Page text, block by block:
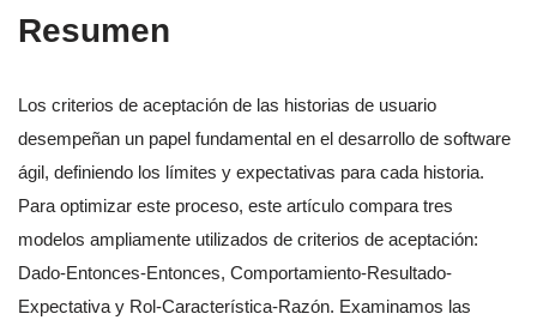
Resumen
Los criterios de aceptación de las historias de usuario
desempeñan un papel fundamental en el desarrollo de software
ágil, definiendo los límites y expectativas para cada historia.
Para optimizar este proceso, este artículo compara tres
modelos ampliamente utilizados de criterios de aceptación:
Dado-Entonces-Entonces, Comportamiento-Resultado-
Expectativa y Rol-Característica-Razón. Examinamos las